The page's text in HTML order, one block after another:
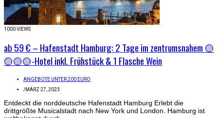
1000 VIEWS
ab 59 € – Hafenstadt Hamburg: 2 Tage im zentrumsnahem 🟡
🟡🟡🟡-Hotel inkl. Frühstück & 1 Flasche Wein
ANGEBOTE UNTER 200 EURO
/MÄRZ 27, 2023
Entdeckt die norddeutsche Hafenstadt Hamburg Erlebt die
drittgrößte Musicalstadt nach New York und London. Hamburg ist